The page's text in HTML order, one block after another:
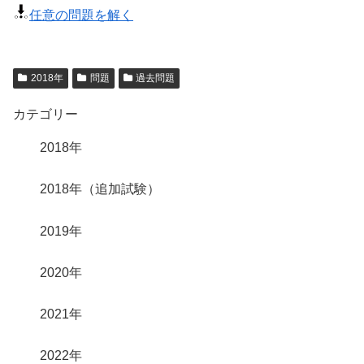
任意の問題を解く
2018年 問題 過去問題
カテゴリー
2018年
2018年（追加試験）
2019年
2020年
2021年
2022年